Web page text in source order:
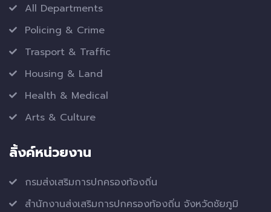
All Departments
Policing & Crime
Trasport & Traffic
Housing & Land
Health & Medical
Arts & Culture
ลิ้งค์หน่วยงาน
กรมส่งเสริมการปกครองท้องถิ่น
สำนักงานส่งเสริมการปกครองท้องถิ่น จังหวัดชัยภูมิ